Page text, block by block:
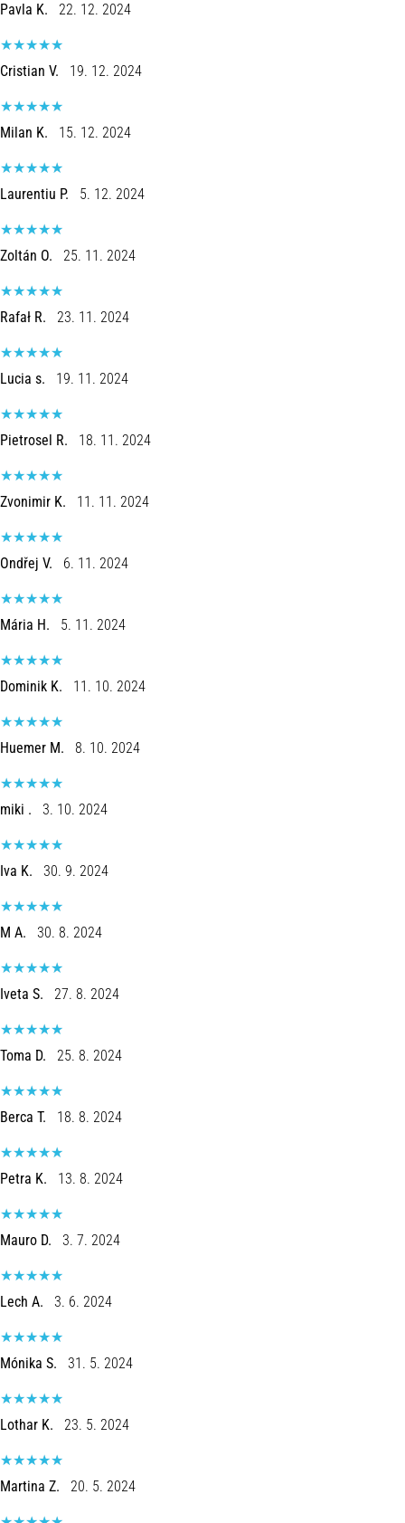
Pavla K. 22. 12. 2024
Cristian V. 19. 12. 2024
Milan K. 15. 12. 2024
Laurentiu P. 5. 12. 2024
Zoltán O. 25. 11. 2024
Rafał R. 23. 11. 2024
Lucia s. 19. 11. 2024
Pietrosel R. 18. 11. 2024
Zvonimir K. 11. 11. 2024
Ondřej V. 6. 11. 2024
Mária H. 5. 11. 2024
Dominik K. 11. 10. 2024
Huemer M. 8. 10. 2024
miki . 3. 10. 2024
Iva K. 30. 9. 2024
M A. 30. 8. 2024
Iveta S. 27. 8. 2024
Toma D. 25. 8. 2024
Berca T. 18. 8. 2024
Petra K. 13. 8. 2024
Mauro D. 3. 7. 2024
Lech A. 3. 6. 2024
Mónika S. 31. 5. 2024
Lothar K. 23. 5. 2024
Martina Z. 20. 5. 2024